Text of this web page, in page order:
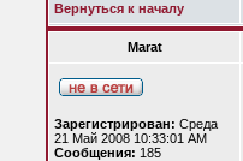
Вернуться к началу
Marat
Зарегистрирован: Среда
21 Май 2008 10:33:01 AM
Сообщения: 185